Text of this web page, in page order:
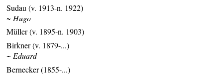
Sudau (v. 1913-n. 1922)
~ Hugo
Müller (v. 1895-n. 1903)
Birkner (v. 1879-...)
~ Eduard
Bernecker (1855-...)